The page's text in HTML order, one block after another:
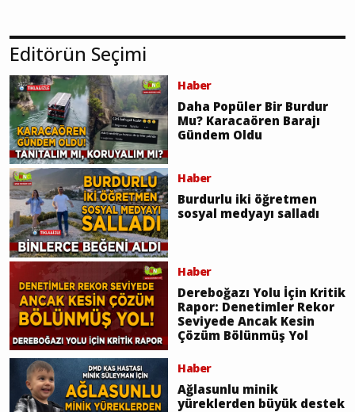
Editörün Seçimi
Haber
Daha Popüler Bir Burdur
Mu? Karacaören Barajı
Gündem Oldu
Haber
Burdurlu iki öğretmen
sosyal medyayı salladı
Haber
Dereboğazı Yolu İçin Kritik
Rapor: Denetimler Rekor
Seviyede Ancak Kesin
Çözüm Bölünmüş Yol
Haber
Ağlasunlu minik
yüreklerden büyük destek